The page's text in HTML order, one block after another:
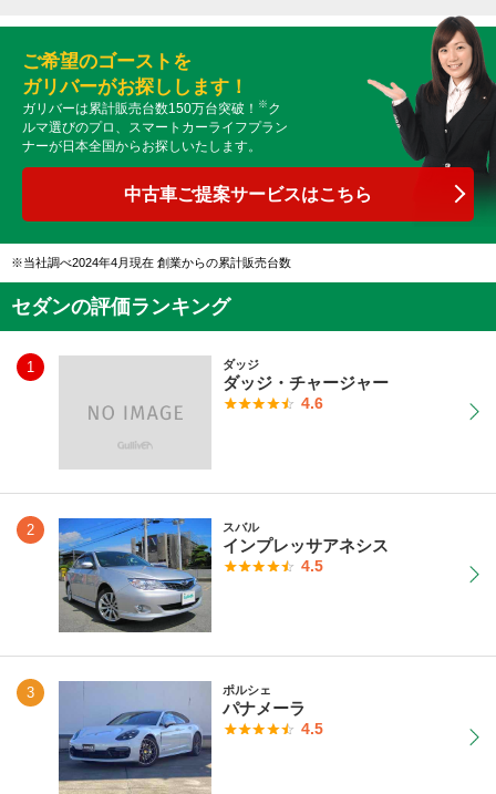
ご希望のゴーストを
ガリバーがお探しします！
ガリバーは累計販売台数150万台突破！ ※ ク
ルマ選びのプロ、スマートカーライフプラン
ナーが日本全国からお探しいたします。
中古車ご提案サービスはこちら
当社調べ2024年4月現在 創業からの累計販売台数
セダンの評価ランキング
1 ダッジ
ダッジ・チャージャー
4.6
2 スバル
インプレッサアネシス
4.5
3 ポルシェ
パナメーラ
4.5